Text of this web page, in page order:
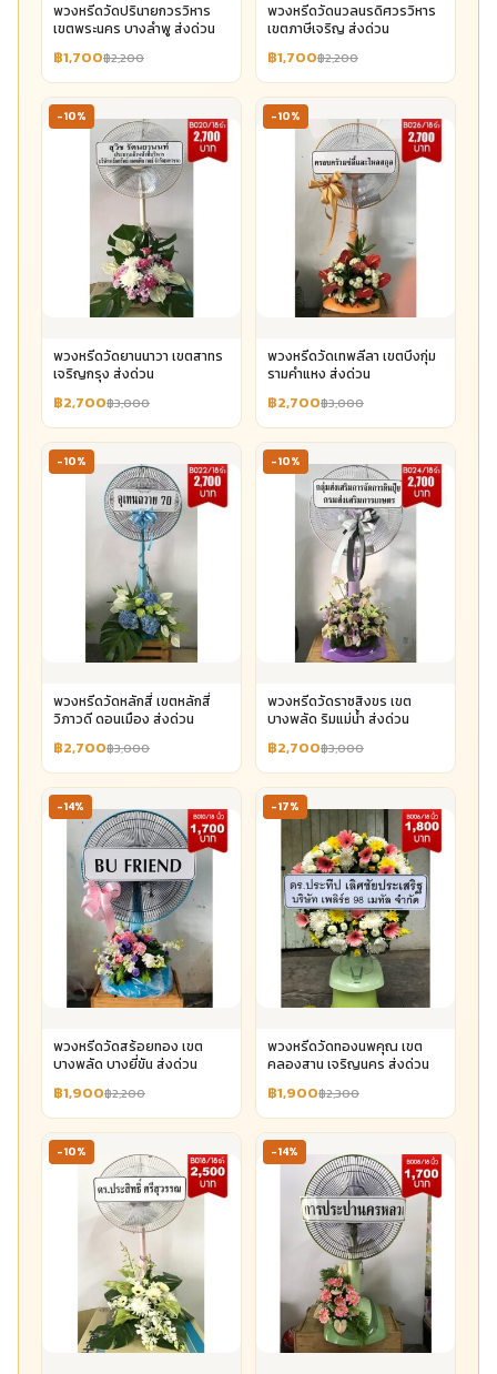
พวงหรีดวัดปรินายกวรวิหาร
เขตพระนคร บางลำพู ส่งด่วน
฿1,700฿2,200
พวงหรีดวัดนวลนรดิศวรวิหาร
เขตภาษีเจริญ ส่งด่วน
฿1,700฿2,200
-10%
พวงหรีดวัดยานนาวา เขตสาทร
เจริญกรุง ส่งด่วน
฿2,700฿3,000
-10%
พวงหรีดวัดเทพลีลา เขตบึงกุ่ม
รามคำแหง ส่งด่วน
฿2,700฿3,000
-10%
พวงหรีดวัดหลักสี่ เขตหลักสี่
วิภาวดี ดอนเมือง ส่งด่วน
฿2,700฿3,000
-10%
พวงหรีดวัดราชสิงขร เขต
บางพลัด ริมแม่น้ำ ส่งด่วน
฿2,700฿3,000
-14%
พวงหรีดวัดสร้อยทอง เขต
บางพลัด บางยี่ขัน ส่งด่วน
฿1,900฿2,200
-17%
พวงหรีดวัดทองนพคุณ เขต
คลองสาน เจริญนคร ส่งด่วน
฿1,900฿2,300
-10% -14%